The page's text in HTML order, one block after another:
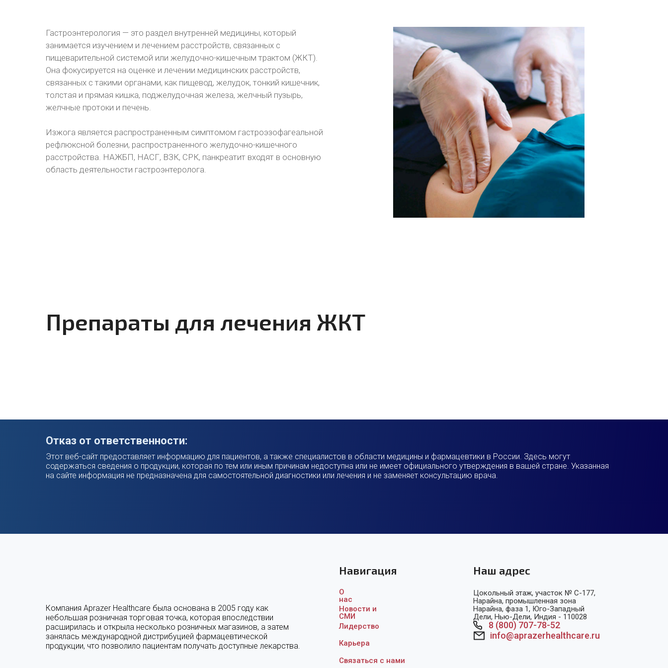
Гастроэнтерология — это раздел внутренней медицины, который
занимается изучением и лечением расстройств, связанных с
пищеварительной системой или желудочно-кишечным трактом (ЖКТ).
Она фокусируется на оценке и лечении медицинских расстройств,
связанных с такими органами, как пищевод, желудок, тонкий кишечник,
толстая и прямая кишка, поджелудочная железа, желчный пузырь,
желчные протоки и печень.
Изжога является распространенным симптомом гастроэзофагеальной
рефлюксной болезни, распространенного желудочно-кишечного
расстройства. НАЖБП, НАСГ, ВЗК, СРК, панкреатит входят в основную
область деятельности гастроэнтеролога.
Препараты для лечения ЖКТ
Отказ от ответственности:
Этот веб-сайт предоставляет информацию для пациентов, а также специалистов в области медицины и фармацевтики в России. Здесь могут
содержаться сведения о продукции, которая по тем или иным причинам недоступна или не имеет официального утверждения в вашей стране. Указанная
на сайте информация не предназначена для самостоятельной диагностики или лечения и не заменяет консультацию врача.
Компания Aprazer Healthcare была основана в 2005 году как
небольшая розничная торговая точка, которая впоследствии
расширилась и открыла несколько розничных магазинов, а затем
занялась международной дистрибуцией фармацевтической
продукции, что позволило пациентам получать доступные лекарства.
Навигация
О
нас
Новости и
СМИ
Лидерство
Карьера
Связаться с нами
Наш адрес
Цокольный этаж, участок № C-177,
Нарайна, промышленная зона
Нарайна, фаза 1, Юго-Западный
Дели, Нью-Дели, Индия - 110028
8 (800) 707-78-52
info@aprazerhealthcare.ru